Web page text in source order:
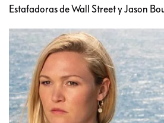
Estafadoras de Wall Street y Jason